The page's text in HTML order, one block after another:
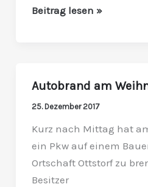
Tonnen
Beitrag lesen »
Autobrand am
25. Dezember 2017
Kurz nach Mittag hat
ein Pkw auf einem
Ortschaft Ottstorf zu
Besitzer
Autobrand
am